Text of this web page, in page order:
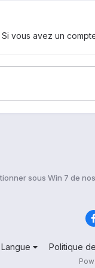
vous avez un
sous Win 7 de
Langue Politique